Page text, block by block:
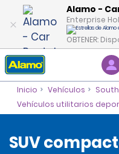
Alamo -
Enterprise
OBTENER:
Inicio Vehículos
Vehículos utilitarios
SUV